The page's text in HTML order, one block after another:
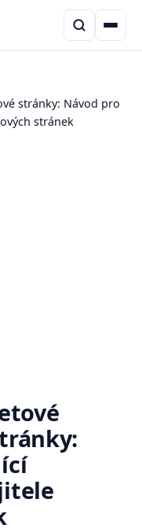
stránky: Návod pro
stránek